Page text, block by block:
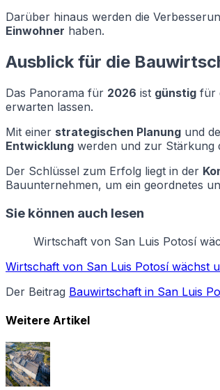
Darüber hinaus werden die
Einwohner haben.
Ausblick für die
Das Panorama für 2026 ist günstig für
erwarten lassen.
Mit einer strategischen Planung und
Entwicklung werden und zur Stärkung
Der Schlüssel zum Erfolg liegt in der
Bauunternehmen, um ein geordnetes
Sie können auch lesen
Wirtschaft von San Luis Potosí
Wirtschaft von San Luis Potosí wächst
Der Beitrag Bauwirtschaft in San Luis
Weitere Artikel